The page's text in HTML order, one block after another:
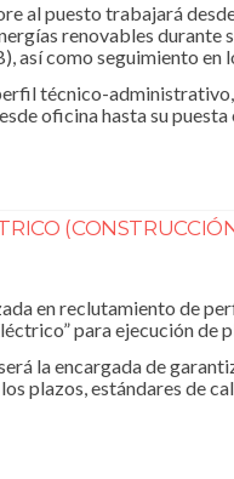
al puesto trabajará
renovables durante
así como seguimiento
técnico-
oficina hasta su puesta
en reclutamiento de
para ejecución de
la encargada de
plazos, estándares de